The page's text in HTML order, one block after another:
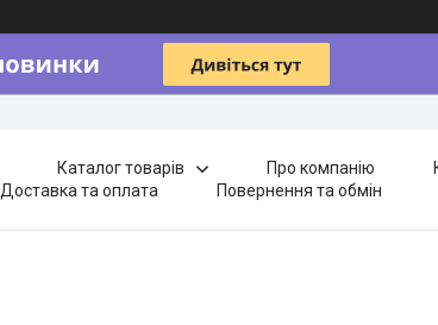
Каталог товарів Про компанію
Доставка та оплата
Повернення та обмін